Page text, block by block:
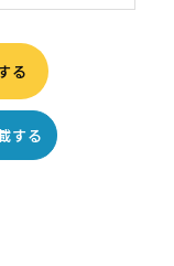
る
する